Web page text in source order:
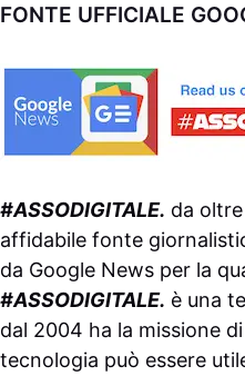
FONTE UFFICIALE
#ASSODIGITALE. da
affidabile fonte
da Google News per la
#ASSODIGITALE. è una
dal 2004 ha la missione
tecnologia può essere